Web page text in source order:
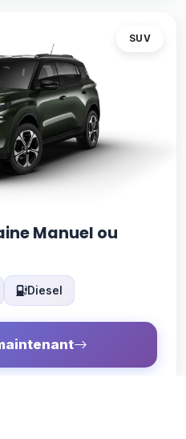
SUV
Manuel ou
Diesel